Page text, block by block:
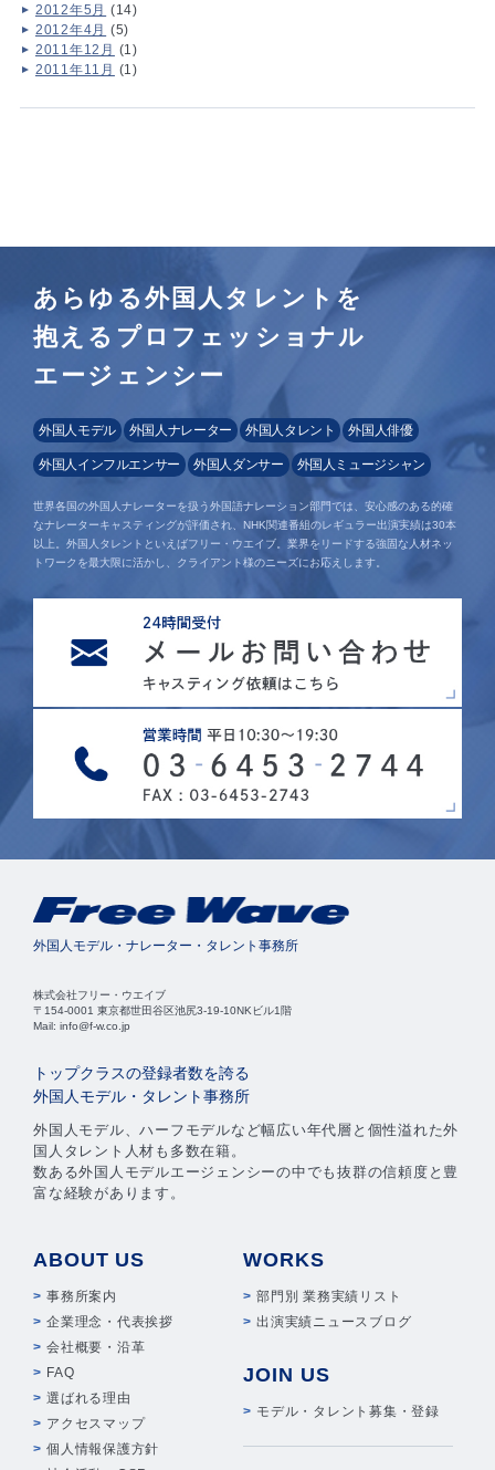
2012年5月 (14)
2012年4月 (5)
2011年12月 (1)
2011年11月 (1)
あらゆる外国人タレントを
抱えるプロフェッショナル
エージェンシー
外国人モデル 外国人ナレーター 外国人タレント 外国人俳優
外国人インフルエンサー 外国人ダンサー 外国人ミュージシャン
世界各国の外国人ナレーターを扱う外国語ナレーション部門では、安心感のある的確
なナレーターキャスティングが評価され、NHK関連番組のレギュラー出演実績は30本
以上。外国人タレントといえばフリー・ウエイブ。業界をリードする強固な人材ネッ
トワークを最大限に活かし、クライアント様のニーズにお応えします。
外国人モデル・ナレーター・タレント事務所
株式会社フリー・ウエイブ
〒154-0001 東京都世田谷区池尻3-19-10NKビル1階
Mail: info@f-w.co.jp
トップクラスの登録者数を誇る
外国人モデル・タレント事務所
外国人モデル、ハーフモデルなど幅広い年代層と個性溢れた外
国人タレント人材も多数在籍。
数ある外国人モデルエージェンシーの中でも抜群の信頼度と豊
富な経験があります。
ABOUT US
事務所案内
企業理念・代表挨拶
会社概要・沿革
FAQ
選ばれる理由
アクセスマップ
個人情報保護方針
WORKS
部門別 業務実績リスト
出演実績ニュースブログ
JOIN US
モデル・タレント募集・登録